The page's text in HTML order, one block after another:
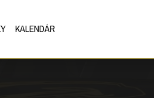
KALENDÁR